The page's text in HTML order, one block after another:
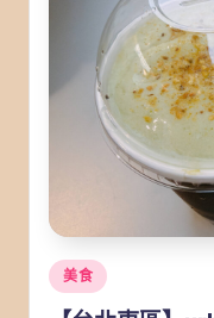
Posted
in
美食